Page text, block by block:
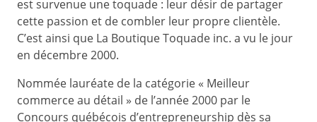
est survenue une toquade : leur désir de partager
cette passion et de combler leur propre clientèle.
C’est ainsi que La Boutique Toquade inc. a vu le jour
en décembre 2000.
Nommée lauréate de la catégorie « Meilleur
commerce au détail » de l’année 2000 par le
Concours québécois d’entrepreneurship dès sa